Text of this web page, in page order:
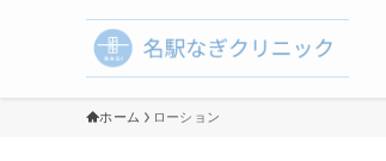
ホーム ローション